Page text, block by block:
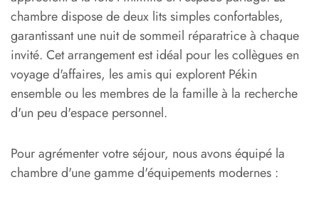
chambre dispose de deux lits simples confortables,
garantissant une nuit de sommeil réparatrice à chaque
invité. Cet arrangement est idéal pour les collègues en
voyage d'affaires, les amis qui explorent Pékin
ensemble ou les membres de la famille à la recherche
d'un peu d'espace personnel.
Pour agrémenter votre séjour, nous avons équipé la
chambre d'une gamme d'équipements modernes :